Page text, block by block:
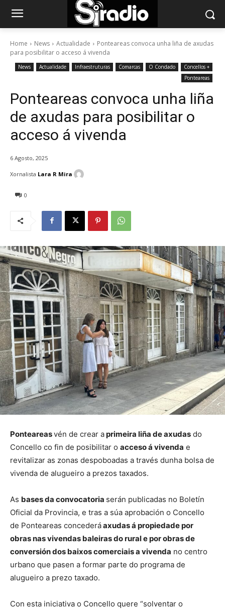
Home News Actualidade
Ponteareas convoca unha liña de axudas
para posibilitar o acceso á vivenda
News Actualidade Infraestruturas Comarcas O Condado
Concellos +
Ponteareas
Ponteareas convoca unha liña
de axudas para posibilitar o
acceso á vivenda
6 Agosto, 2025
0
Xornalista Lara R Mira
Ponteareasvén de crear aprimeira liña de axudas do
Concello co fin de posibilitar o acceso á vivenda e
revitalizar as zonas despoboadas a través dunha bolsa de
vivenda de alugueiro a prezos taxados.
As bases da convocatoria serán publicadas no Boletín
Oficial da Provincia, e tras a súa aprobación o Concello
de Ponteareas concederáaxudas á propiedade por
obras nas vivendas baleiras do rural e por obras de
conversión dos baixos comerciais a vivenda no centro
urbano que pasen a formar parte do programa de
alugueiro a prezo taxado.
Con esta iniciativa o Concello quere “solventar o